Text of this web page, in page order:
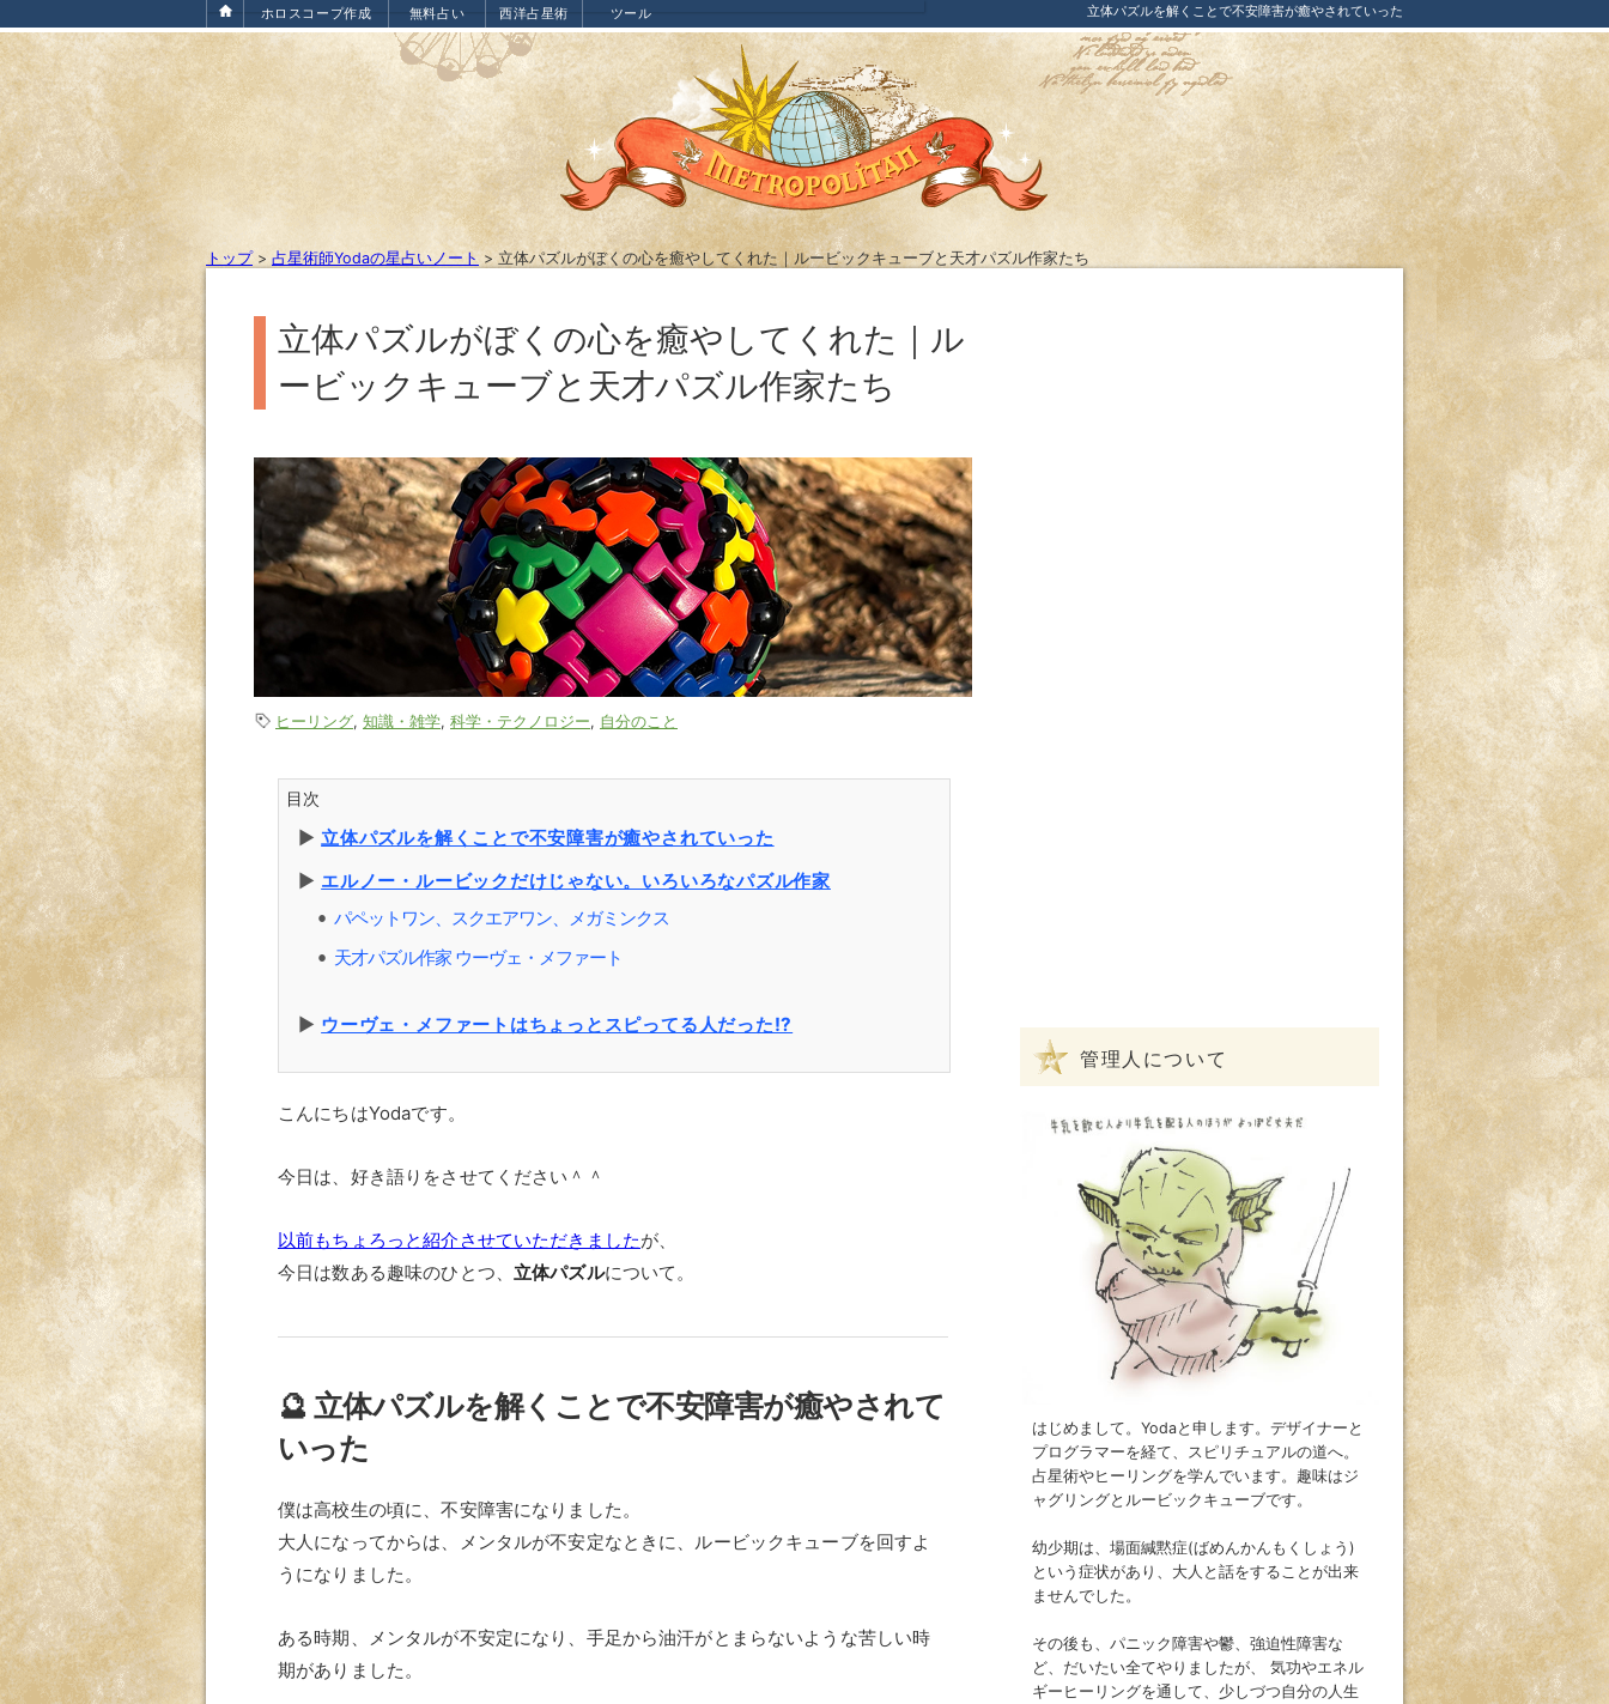
ホロスコープ作成 無料占い 西洋占星術 ツール 立体パズルを解くことで不安障害が癒やされていった
トップ> 占星術師Yodaの星占いノート > 立体パズルがぼくの心を癒やしてくれた｜ルービックキューブと天才パズル作家たち
立体パズルがぼくの心を癒やしてくれた｜ル
ービックキューブと天才パズル作家たち
ヒーリング, 知識・雑学, 科学・テクノロジー, 自分のこと
目次
▶︎ 立体パズルを解くことで不安障害が癒やされていった
▶︎ エルノー・ルービックだけじゃない。いろいろなパズル作家
⚫︎ パペットワン、スクエアワン、メガミンクス
⚫︎ 天才パズル作家 ウーヴェ・メファート
▶︎ ウーヴェ・メファートはちょっとスピってる人だった!?
こんにちはYodaです。
今日は、好き語りをさせてください＾＾
以前もちょろっと紹介させていただきましたが、
今日は数ある趣味のひとつ、 立体パズルについて。
🔮 立体パズルを解くことで不安障害が癒やされて
いった
僕は高校生の頃に、不安障害になりました。
大人になってからは、メンタルが不安定なときに、ルービックキューブを回すよ
うになりました。
ある時期、メンタルが不安定になり、手足から油汗がとまらないような苦しい時
期がありました。
管理人について
はじめまして。Yodaと申します。デザイナーと
プログラマーを経て、スピリチュアルの道へ。
占星術やヒーリングを学んでいます。趣味はジ
ャグリングとルービックキューブです。
幼少期は、場面緘黙症(ばめんかんもくしょう)
という症状があり、大人と話をすることが出来
ませんでした。
その後も、パニック障害や鬱、強迫性障害な
ど、だいたい全てやりましたが、 気功やエネル
ギーヒーリングを通して、少しづつ自分の人生